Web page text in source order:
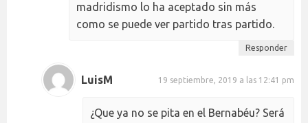
madridismo lo ha aceptado sin más
como se puede ver partido tras partido.
Responder
LuisM 19 septiembre, 2019 a las 12:41 pm
¿Que ya no se pita en el Bernabéu? Será